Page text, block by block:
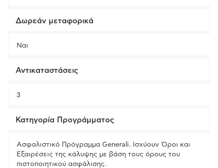
Δωρεάν μεταφορικά
Ναι
Αντικαταστάσεις
3
Κατηγορία Προγράμματος
Ασφαλιστικό Πρόγραμμα Generali. Ισχύουν Όροι και
Εξαιρέσεις της κάλυψης με βάση τους όρους του
πιστοποιητικού ασφάλισης.